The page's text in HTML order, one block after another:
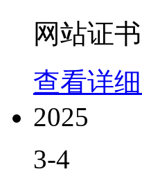
网站证
查看详
2025
3-4